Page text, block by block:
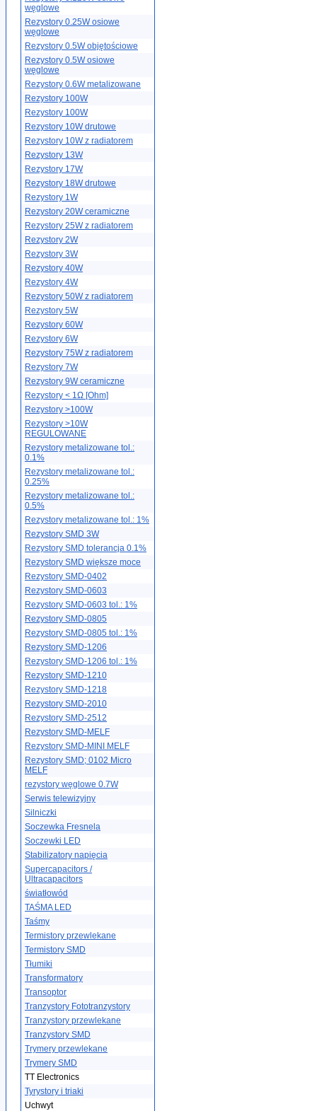
węglowe
Rezystory 0.25W osiowe
węglowe
Rezystory 0.5W objętościowe
Rezystory 0.5W osiowe
węglowe
Rezystory 0.6W metalizowane
Rezystory 100W
Rezystory 100W
Rezystory 10W drutowe
Rezystory 10W z radiatorem
Rezystory 13W
Rezystory 17W
Rezystory 18W drutowe
Rezystory 1W
Rezystory 20W ceramiczne
Rezystory 25W z radiatorem
Rezystory 2W
Rezystory 3W
Rezystory 40W
Rezystory 4W
Rezystory 50W z radiatorem
Rezystory 5W
Rezystory 60W
Rezystory 6W
Rezystory 75W z radiatorem
Rezystory 7W
Rezystory 9W ceramiczne
Rezystory < 1Ω [Ohm]
Rezystory >100W
Rezystory >10W
REGULOWANE
Rezystory metalizowane tol.:
0.1%
Rezystory metalizowane tol.:
0.25%
Rezystory metalizowane tol.:
0.5%
Rezystory metalizowane tol.: 1%
Rezystory SMD 3W
Rezystory SMD tolerancja 0.1%
Rezystory SMD większe moce
Rezystory SMD-0402
Rezystory SMD-0603
Rezystory SMD-0603 tol.: 1%
Rezystory SMD-0805
Rezystory SMD-0805 tol.: 1%
Rezystory SMD-1206
Rezystory SMD-1206 tol.: 1%
Rezystory SMD-1210
Rezystory SMD-1218
Rezystory SMD-2010
Rezystory SMD-2512
Rezystory SMD-MELF
Rezystory SMD-MINI MELF
Rezystory SMD; 0102 Micro
MELF
rezystory węglowe 0.7W
Serwis telewizyjny
Silniczki
Soczewka Fresnela
Soczewki LED
Stabilizatory napięcia
Supercapacitors /
Ultracapacitors
światłowód
TAŚMA LED
Taśmy
Termistory przewlekane
Termistory SMD
Tłumiki
Transformatory
Transoptor
Tranzystory Fototranzystory
Tranzystory przewlekane
Tranzystory SMD
Trymery przewlekane
Trymery SMD
TT Electronics
Tyrystory i triaki
Uchwyt